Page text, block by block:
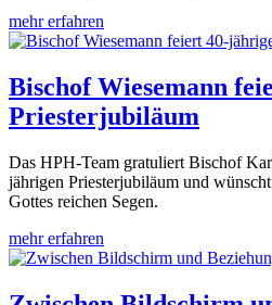
mehr erfahren
Bischof Wiesemann
Priesterjubiläum
Das HPH-Team gratuliert Bischof
jährigen Priesterjubiläum und
Gottes reichen Segen.
mehr erfahren